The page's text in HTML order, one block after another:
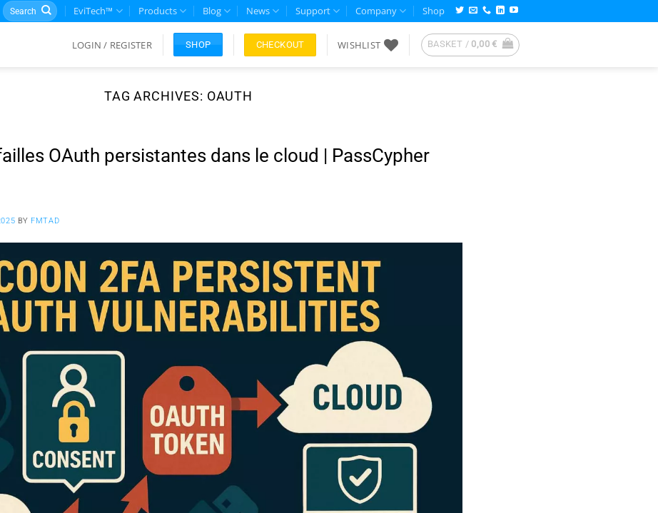
Search
for:
EviTech™ Products Blog News Support Company Shop
LOGIN / REGISTER SHOP CHECKOUT WISHLIST BASKET / 0,00€
TAG ARCHIVES: OAUTH
OAuth persistantes dans le cloud | PassCypher
BY FMTAD